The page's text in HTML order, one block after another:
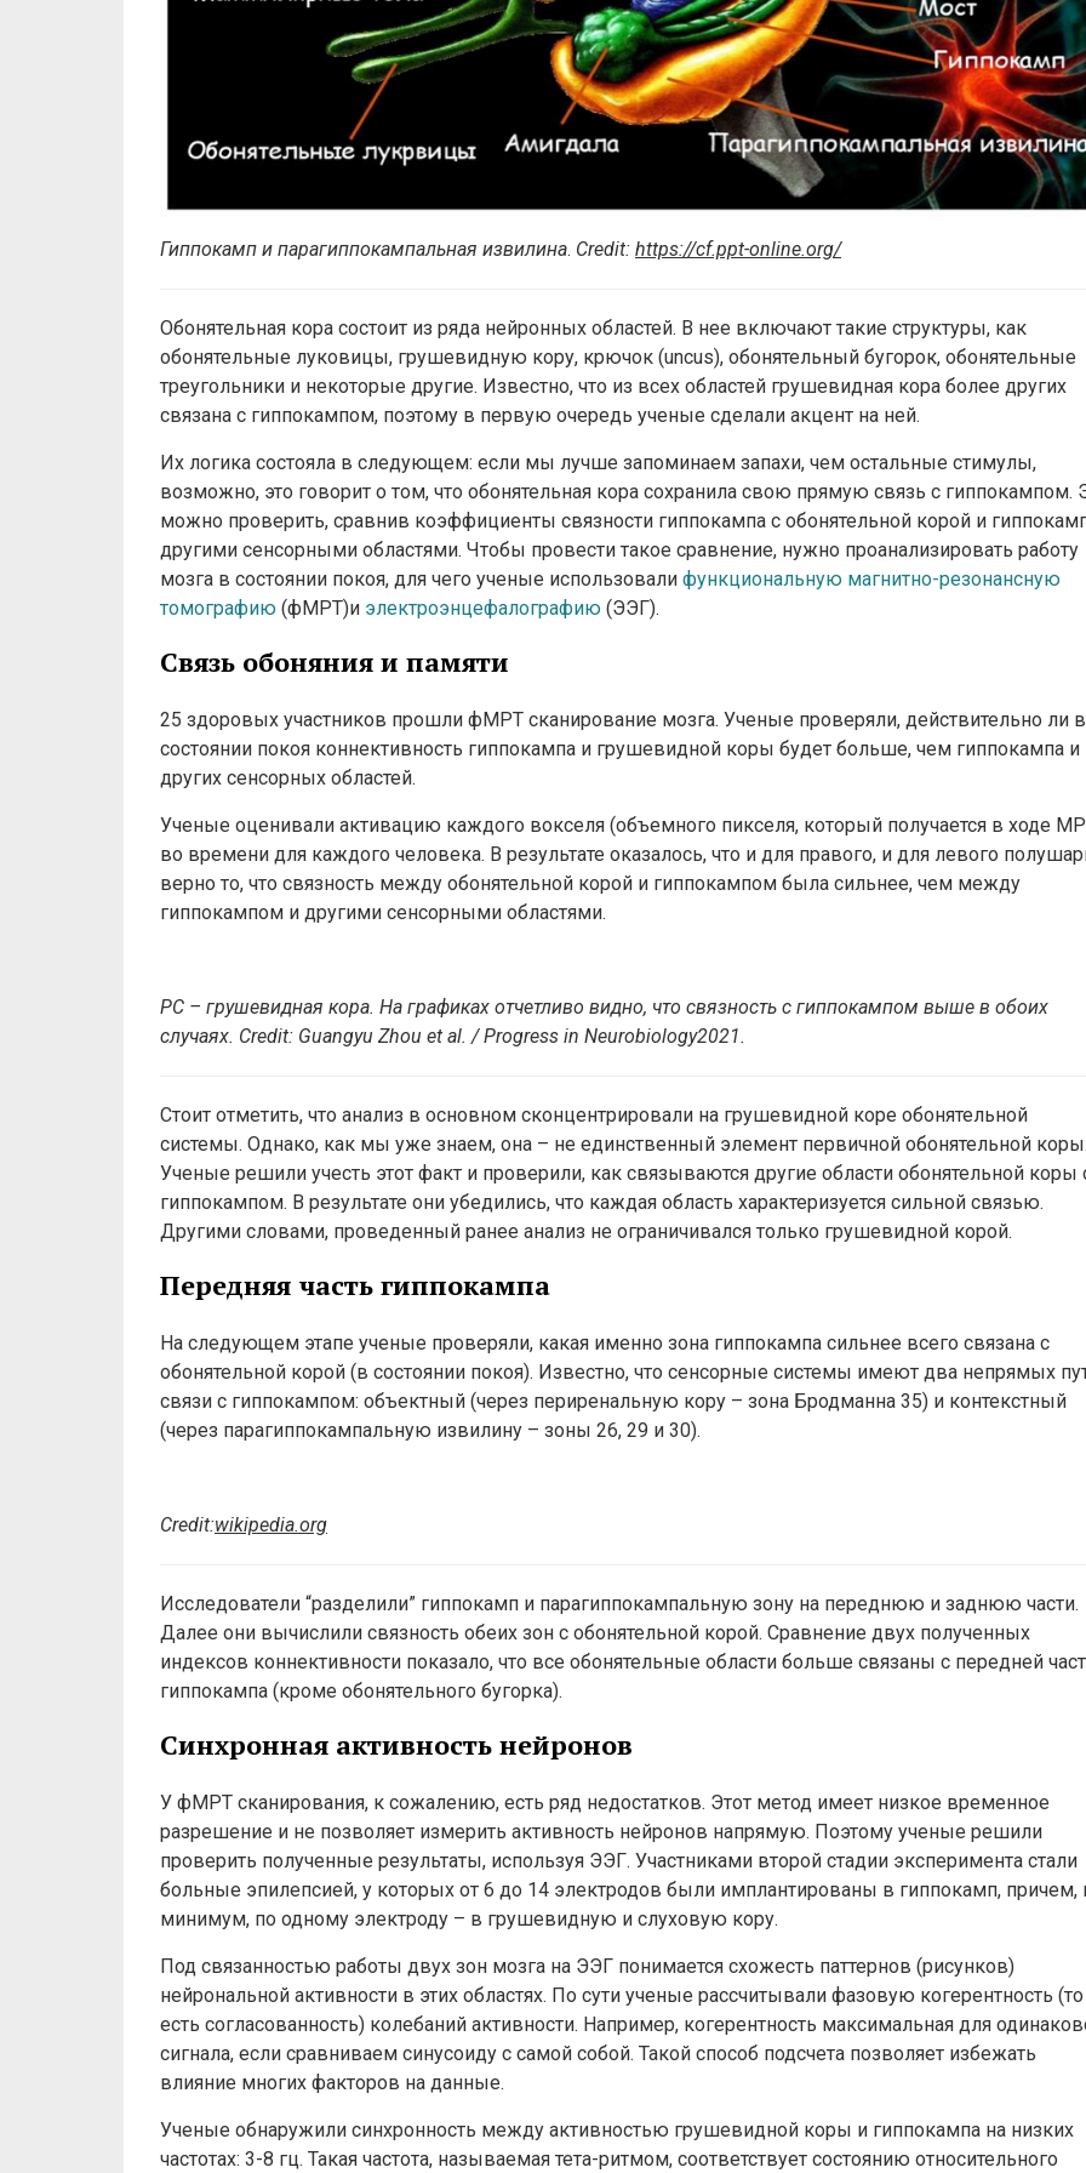
Гиппокамп и парагиппокампальная извилина. Credit: https://cf.ppt-online.org/
Обонятельная кора состоит из ряда нейронных областей. В нее включают такие структуры, как
обонятельные луковицы, грушевидную кору, крючок (uncus), обонятельный бугорок, обонятельные
треугольники и некоторые другие. Известно, что из всех областей грушевидная кора более других
связана с гиппокампом, поэтому в первую очередь ученые сделали акцент на ней.
Их логика состояла в следующем: если мы лучше запоминаем запахи, чем остальные стимулы,
возможно, это говорит о том, что обонятельная кора сохранила свою прямую связь с гиппокампом.
можно проверить, сравнив коэффициенты связности гиппокампа с обонятельной корой и
другими сенсорными областями. Чтобы провести такое сравнение, нужно проанализировать работу
мозга в состоянии покоя, для чего ученые использовали функциональную магнитно-резонансную
томографию (фМРТ)и электроэнцефалографию (ЭЭГ).
Связь обоняния и памяти
25 здоровых участников прошли фМРТ сканирование мозга. Ученые проверяли, действительно ли в
состоянии покоя коннективность гиппокампа и грушевидной коры будет больше, чем гиппокампа и
других сенсорных областей.
Ученые оценивали активацию каждого вокселя (объемного пикселя, который получается в ходе
во времени для каждого человека. В результате оказалось, что и для правого, и для левого
верно то, что связность между обонятельной корой и гиппокампом была сильнее, чем между
гиппокампом и другими сенсорными областями.
PC – грушевидная кора. На графиках отчетливо видно, что связность с гиппокампом выше в обоих
случаях. Credit: Guangyu Zhou et al. / Progress in Neurobiology2021.
Стоит отметить, что анализ в основном сконцентрировали на грушевидной коре обонятельной
системы. Однако, как мы уже знаем, она – не единственный элемент первичной обонятельной коры.
Ученые решили учесть этот факт и проверили, как связываются другие области обонятельной коры
гиппокампом. В результате они убедились, что каждая область характеризуется сильной связью.
Другими словами, проведенный ранее анализ не ограничивался только грушевидной корой.
Передняя часть гиппокампа
На следующем этапе ученые проверяли, какая именно зона гиппокампа сильнее всего связана с
обонятельной корой (в состоянии покоя). Известно, что сенсорные системы имеют два непрямых
связи с гиппокампом: объектный (через периренальную кору – зона Бродманна 35) и контекстный
(через парагиппокампальную извилину – зоны 26, 29 и 30).
Credit:wikipedia.org
Исследователи “разделили” гиппокамп и парагиппокампальную зону на переднюю и заднюю части.
Далее они вычислили связность обеих зон с обонятельной корой. Сравнение двух полученных
индексов коннективности показало, что все обонятельные области больше связаны с передней
гиппокампа (кроме обонятельного бугорка).
Синхронная активность нейронов
У фМРТ сканирования, к сожалению, есть ряд недостатков. Этот метод имеет низкое временное
разрешение и не позволяет измерить активность нейронов напрямую. Поэтому ученые решили
проверить полученные результаты, используя ЭЭГ. Участниками второй стадии эксперимента стали
больные эпилепсией, у которых от 6 до 14 электродов были имплантированы в гиппокамп, причем,
минимум, по одному электроду – в грушевидную и слуховую кору.
Под связанностью работы двух зон мозга на ЭЭГ понимается схожесть паттернов (рисунков)
нейрональной активности в этих областях. По сути ученые рассчитывали фазовую когерентность (то
есть согласованность) колебаний активности. Например, когерентность максимальная для
сигнала, если сравниваем синусоиду с самой собой. Такой способ подсчета позволяет избежать
влияние многих факторов на данные.
Ученые обнаружили синхронность между активностью грушевидной коры и гиппокампа на низких
частотах: 3-8 гц. Такая частота, называемая тета-ритмом, соответствует состоянию относительного